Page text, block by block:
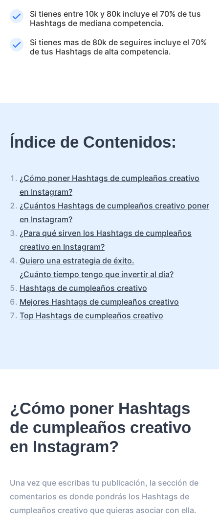
Si tienes entre 10k y 80k incluye el 70% de tus
Hashtags de mediana competencia.
Si tienes mas de 80k de seguires incluye el 70%
de tus Hashtags de alta competencia.
Índice de Contenidos:
¿Cómo poner Hashtags de cumpleaños creativo
en Instagram?
¿Cuántos Hashtags de cumpleaños creativo poner
en Instagram?
¿Para qué sirven los Hashtags de cumpleaños
creativo en Instagram?
Quiero una estrategia de éxito.
¿Cuánto tiempo tengo que invertir al día?
Hashtags de cumpleaños creativo
Mejores Hashtags de cumpleaños creativo
Top Hashtags de cumpleaños creativo
¿Cómo poner Hashtags
de cumpleaños creativo
en Instagram?
Una vez que escribas tu publicación, la sección de
comentarios es donde pondrás los Hashtags de
cumpleaños creativo que quieras asociar con ella.